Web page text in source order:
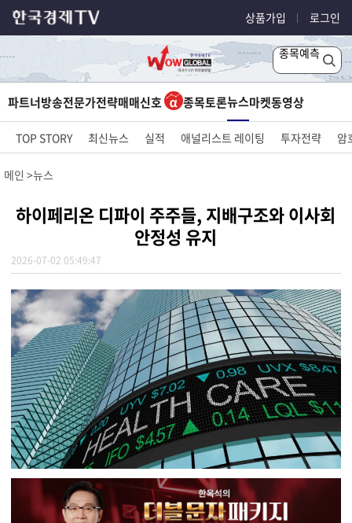
상품가입 로그인
종목예측
파트너방송전문가전략매매신호 종목토론뉴스마켓동영상
TOP STORY 최신뉴스 실적 애널리스트 레이팅 투자전략 암
메인 뉴스
하이페리온 디파이 주주들, 지배구조와 이사회
안정성 유지
2026-07-02 05:49:47